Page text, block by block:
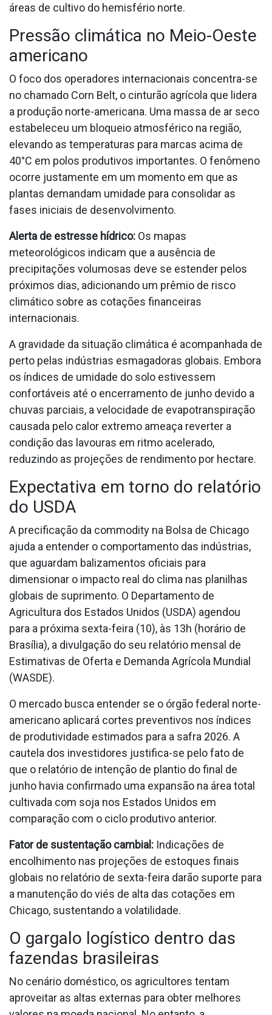
áreas de cultivo do hemisfério norte.
Pressão climática no Meio-Oeste
americano
O foco dos operadores internacionais concentra-se
no chamado Corn Belt, o cinturão agrícola que lidera
a produção norte-americana. Uma massa de ar seco
estabeleceu um bloqueio atmosférico na região,
elevando as temperaturas para marcas acima de
40°C em polos produtivos importantes. O fenômeno
ocorre justamente em um momento em que as
plantas demandam umidade para consolidar as
fases iniciais de desenvolvimento.
Alerta de estresse hídrico: Os mapas
meteorológicos indicam que a ausência de
precipitações volumosas deve se estender pelos
próximos dias, adicionando um prêmio de risco
climático sobre as cotações financeiras
internacionais.
A gravidade da situação climática é acompanhada de
perto pelas indústrias esmagadoras globais. Embora
os índices de umidade do solo estivessem
confortáveis até o encerramento de junho devido a
chuvas parciais, a velocidade de evapotranspiração
causada pelo calor extremo ameaça reverter a
condição das lavouras em ritmo acelerado,
reduzindo as projeções de rendimento por hectare.
Expectativa em torno do relatório
do USDA
A precificação da commodity na Bolsa de Chicago
ajuda a entender o comportamento das indústrias,
que aguardam balizamentos oficiais para
dimensionar o impacto real do clima nas planilhas
globais de suprimento. O Departamento de
Agricultura dos Estados Unidos (USDA) agendou
para a próxima sexta-feira (10), às 13h (horário de
Brasília), a divulgação do seu relatório mensal de
Estimativas de Oferta e Demanda Agrícola Mundial
(WASDE).
O mercado busca entender se o órgão federal norte-
americano aplicará cortes preventivos nos índices
de produtividade estimados para a safra 2026. A
cautela dos investidores justifica-se pelo fato de
que o relatório de intenção de plantio do final de
junho havia confirmado uma expansão na área total
cultivada com soja nos Estados Unidos em
comparação com o ciclo produtivo anterior.
Fator de sustentação cambial: Indicações de
encolhimento nas projeções de estoques finais
globais no relatório de sexta-feira darão suporte para
a manutenção do viés de alta das cotações em
Chicago, sustentando a volatilidade.
O gargalo logístico dentro das
fazendas brasileiras
No cenário doméstico, os agricultores tentam
aproveitar as altas externas para obter melhores